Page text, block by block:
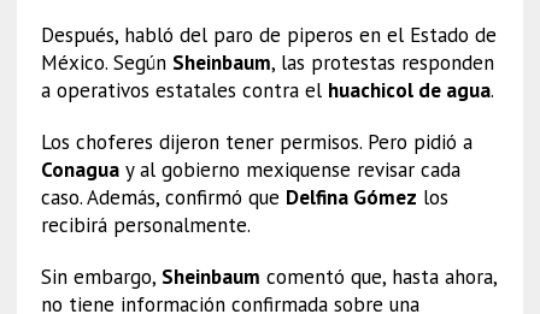
Después, habló del paro de piperos en el Estado de
México. Según Sheinbaum, las protestas responden
a operativos estatales contra el huachicol de agua.
Los choferes dijeron tener permisos. Pero pidió a
Conaguay al gobierno mexiquense revisar cada
caso. Además, confirmó que Delfina Gómez los
recibirá personalmente.
Sin embargo, Sheinbaum comentó que, hasta ahora,
no tiene información confirmada sobre una